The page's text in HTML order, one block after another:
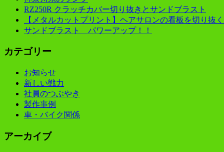
RZ250R クラッチカバー切り抜きとサンドブラスト
【メタルカットプリント】ヘアサロンの看板を切り抜
サンドブラスト パワーアップ！！
カテゴリー
お知らせ
新しい戦力
社員のつぶやき
製作事例
車・バイク関係
アーカイブ